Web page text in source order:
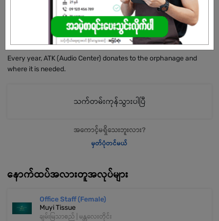
quality Audio equipment for ATK Professional Audio. Currently, ATK
is made up of 30 people.
The product is used only for quality products from abroad and
staffs are appointed only by highly qualified, well-trained audio
technicians.
Every year, ATK (Audio Center) donates to the orphanage and
where it is needed.
သက်တမ်းကုန်သွားပါပြီ
အကောင့်မရှိသေးဘူးလား?
မှတ်ပုံတင်မယ်
နောက်ထပ်အလားတူအလုပ်များ
Office Staff (Female)
Muyi Tissue
ချမ်းမြသာစည် | မန္တလေးတိုင်း